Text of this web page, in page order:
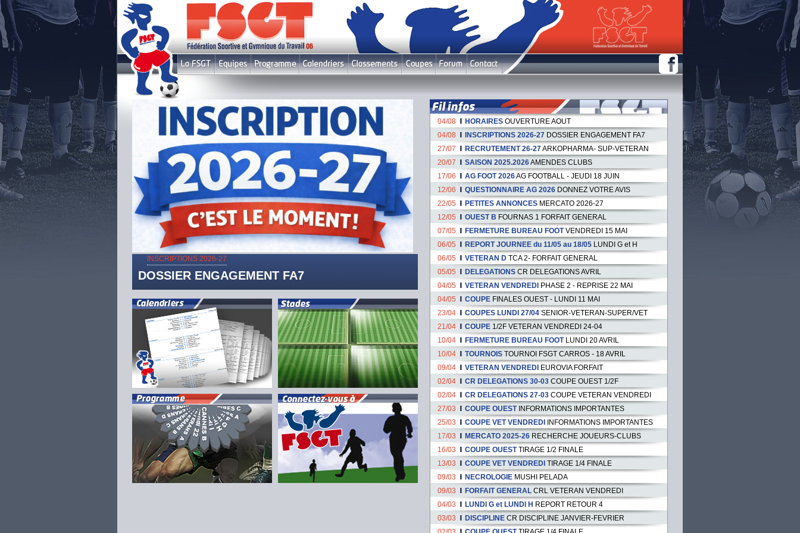
INSCRIPTIONS 2026-27
DOSSIER ENGAGEMENT FA7
04/08 HORAIRES OUVERTURE AOUT
04/08
INSCRIPTIONS 2026-27 DOSSIER ENGAGEMENT FA7
27/07
RECRUTEMENT 26-27ARKOPHARMA- SUP-VETERAN
20/07
SAISON 2025.2026AMENDES CLUBS
17/06
AG FOOT 2026AG FOOTBALL - JEUDI 18 JUIN
12/06
QUESTIONNAIRE AG 2026 DONNEZ VOTRE AVIS
22/05
PETITES ANNONCES MERCATO 2026-27
12/05
OUEST B FOURNAS 1 FORFAIT GENERAL
07/05
FERMETURE BUREAU FOOT VENDREDI 15 MAI
06/05
REPORT JOURNEE du 11/05 au 18/05 LUNDI G et H
06/05
VETERAN D TCA 2- FORFAIT GENERAL
05/05
DELEGATIONS CR DELEGATIONS AVRIL
04/05
VETERAN VENDREDI PHASE 2 - REPRISE 22 MAI
04/05
COUPE FINALES OUEST - LUNDI 11 MAI
23/04
COUPES LUNDI 27/04 SENIOR-VETERAN-SUPER/VET
21/04
COUPE 1/2F VETERAN VENDREDI 24-04
10/04
FERMETURE BUREAU FOOT LUNDI 20 AVRIL
10/04
TOURNOIS TOURNOI FSGT CARROS - 18 AVRIL
09/04
VETERAN VENDREDI EUROVIA FORFAIT
02/04
CR DELEGATIONS 30-03 COUPE OUEST 1/2F
02/04
CR DELEGATIONS 27-03 COUPE VETERAN VENDREDI
27/03
COUPE OUEST INFORMATIONS IMPORTANTES
25/03
COUPE VET VENDREDI
INFORMATIONS IMPORTANTES
17/03
MERCATO 2025-26 RECHERCHE JOUEURS-CLUBS
16/03
COUPE OUEST TIRAGE 1/2 FINALE
13/03
COUPE VET VENDREDI TIRAGE 1/4 FINALE
09/03
NECROLOGIE MUSHI PELADA
09/03
FORFAIT GENERAL CRL VETERAN VENDREDI
04/03
LUNDI G et LUNDI H REPORT RETOUR 4
03/03
DISCIPLINE CR DISCIPLINE JANVIER-FEVRIER